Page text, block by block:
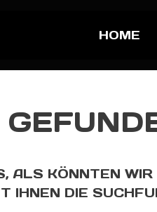
HOME
ALS KÖNNTEN
IHNEN DIE